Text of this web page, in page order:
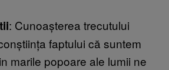
: Cunoașterea trecutului
faptului că suntem
marile popoare ale lumii ne